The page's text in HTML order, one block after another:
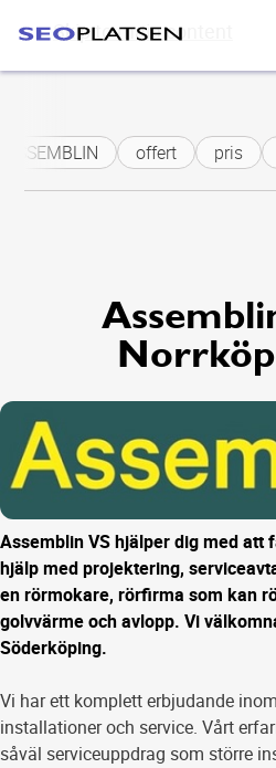
Skip to main content
ASSEMBLIN offert pris
Assemblin VS hjälper dig med att
hjälp med projektering,
en rörmokare, rörfirma som kan
golvvärme och avlopp. Vi
Söderköping.
Vi har ett komplett erbjudande
installationer och service. Vårt
såväl serviceuppdrag som större